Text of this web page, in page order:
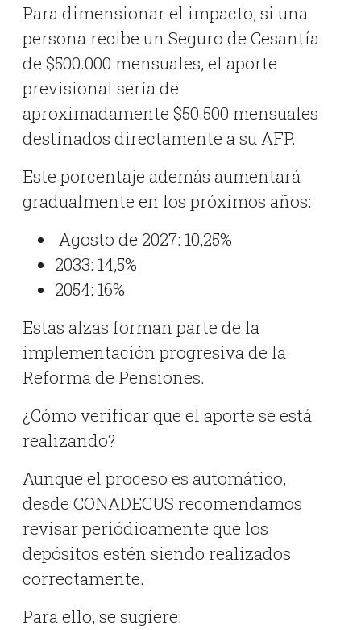
Para dimensionar el impacto, si una
persona recibe un Seguro de Cesantía
de $500.000 mensuales, el aporte
previsional sería de
aproximadamente $50.500 mensuales
destinados directamente a su AFP.
Este porcentaje además aumentará
gradualmente en los próximos años:
Agosto de 2027: 10,25%
2033: 14,5%
2054: 16%
Estas alzas forman parte de la
implementación progresiva de la
Reforma de Pensiones.
¿Cómo verificar que el aporte se está
realizando?
Aunque el proceso es automático,
desde CONADECUS recomendamos
revisar periódicamente que los
depósitos estén siendo realizados
correctamente.
Para ello, se sugiere: